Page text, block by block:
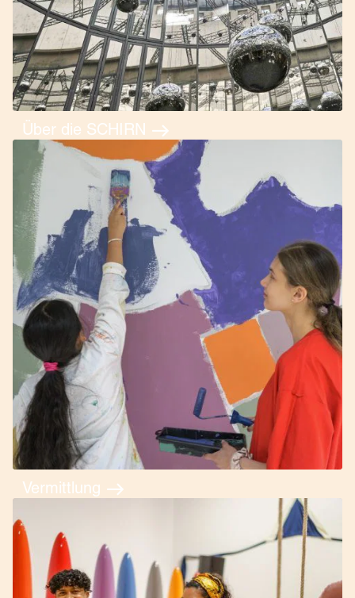
Über die SCHIRN
Vermittlung